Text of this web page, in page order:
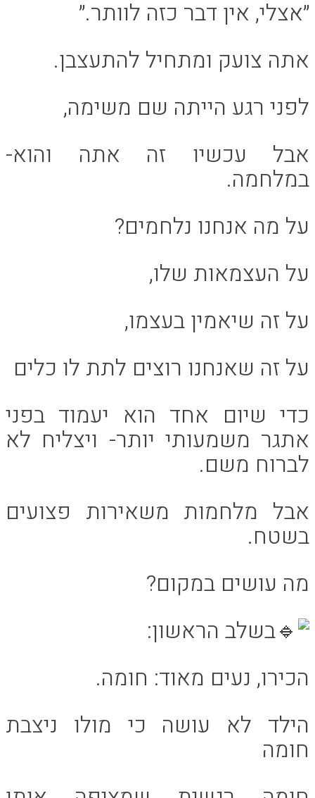
״אצלי, אין דבר כזה לוותר.״
אתה צועק ומתחיל להתעצבן.
לפני רגע הייתה שם משימה,
אבל עכשיו זה אתה והוא-
במלחמה.
על מה אנחנו נלחמים?
על העצמאות שלו,
על זה שיאמין בעצמו,
על זה שאנחנו רוצים לתת לו כלים
כדי שיום אחד הוא יעמוד בפני
אתגר משמעותי יותר- ויצליח לא
לברוח משם.
אבל מלחמות משאירות פצועים
בשטח.
מה עושים במקום?
בשלב הראשון:
הכירו, נעים מאוד: חומה.
הילד לא עושה כי מולו ניצבת
חומה